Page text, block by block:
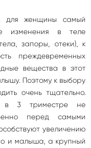
для женщины самый
изменения в теле
запоры, отеки), к
преждевременных
вещества в этот
Поэтому к выбору
очень тщательно.
в 3 триместре не
перед самыми
увеличению
и малыша, а крупный